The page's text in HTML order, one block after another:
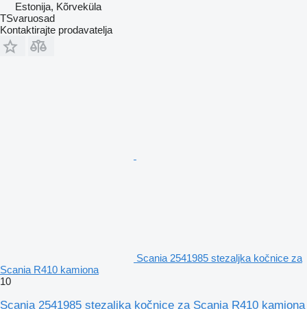
Estonija, Kõrveküla
TSvaruosad
Kontaktirajte prodavatelja
Scania 2541985 stezaljkа kočnice za
Scania R410 kamiona
10
Scania 2541985 stezaljka kočnice za Scania R410 kamiona